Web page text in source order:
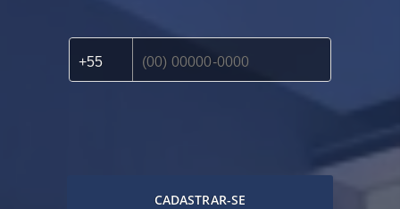
CADASTRAR-SE